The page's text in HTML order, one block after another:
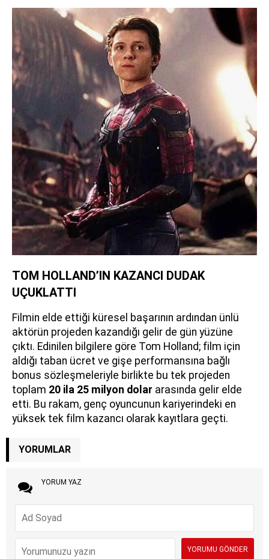
TOM HOLLAND’IN KAZANCI DUDAK
UÇUKLATTI
Filmin elde ettiği küresel başarının ardından ünlü
aktörün projeden kazandığı gelir de gün yüzüne
çıktı. Edinilen bilgilere göre Tom Holland; film için
aldığı taban ücret ve gişe performansına bağlı
bonus sözleşmeleriyle birlikte bu tek projeden
toplam 20 ila 25 milyon dolar arasında gelir elde
etti. Bu rakam, genç oyuncunun kariyerindeki en
yüksek tek film kazancı olarak kayıtlara geçti.
YORUMLAR
YORUM YAZ